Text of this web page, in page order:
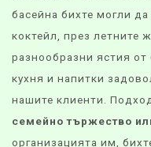
басейна бихте могли
коктейл, през летните
разнообразни ястия от
кухня и напитки
нашите клиенти.
семейно тържество
организацията им,